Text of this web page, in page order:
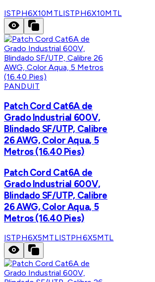
ISTPH6X10MTLISTPH6X10MTL
PANDUIT
Patch Cord Cat6A de
Grado Industrial 600V,
Blindado SF/UTP, Calibre
26 AWG, Color Aqua, 5
Metros (16.40 Pies)
Patch Cord Cat6A de
Grado Industrial 600V,
Blindado SF/UTP, Calibre
26 AWG, Color Aqua, 5
Metros (16.40 Pies)
ISTPH6X5MTLISTPH6X5MTL